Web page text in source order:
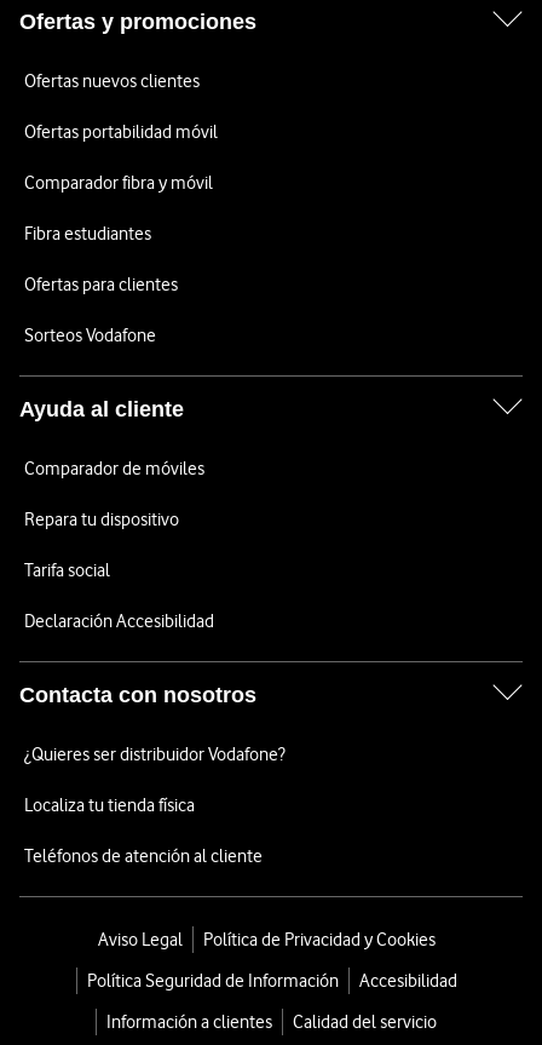
Ofertas y promociones
Ofertas nuevos clientes
Ofertas portabilidad móvil
Comparador fibra y móvil
Fibra estudiantes
Ofertas para clientes
Sorteos Vodafone
Ayuda al cliente
Comparador de móviles
Repara tu dispositivo
Tarifa social
Declaración Accesibilidad
Contacta con nosotros
¿Quieres ser distribuidor Vodafone?
Localiza tu tienda física
Teléfonos de atención al cliente
Aviso Legal
Política de Privacidad y Cookies
Política Seguridad de Información
Accesibilidad
Información a clientes
Calidad del servicio